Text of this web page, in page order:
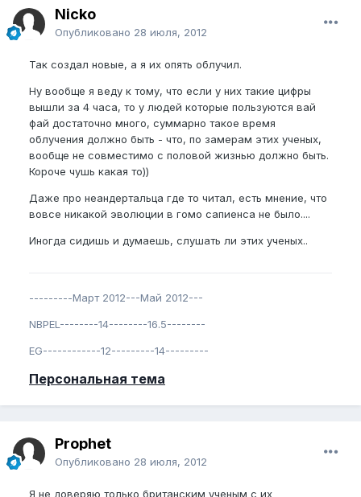
Nicko
Опубликовано 28 июля, 2012
Так создал новые, а я их опять облучил.
Ну вообще я веду к тому, что если у них такие цифры
вышли за 4 часа, то у людей которые пользуются вай
фай достаточно много, суммарно такое время
облучения должно быть - что, по замерам этих ученых,
вообще не совместимо с половой жизнью должно быть.
Короче чушь какая то))
Даже про неандертальца где то читал, есть мнение, что
вовсе никакой эволюции в гомо сапиенса не было....
Иногда сидишь и думаешь, слушать ли этих ученых..
---------Март 2012---Май 2012---
NBPEL--------14--------16.5--------
EG------------12---------14---------
Персональная тема
Prophet
Опубликовано 28 июля, 2012
Я не доверяю только британским ученым с их